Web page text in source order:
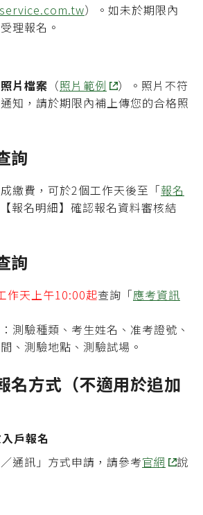
）。如未於期限內
理報名。
片檔案 （照片範例
）。照片不符
知，請於期限內補上傳您的合格照
詢
繳費，可於2個工作天後至「報名
報名明細】確認報名資料審核結
詢
作天上午10:00起查詢「應考資訊
測驗種類、考生姓名、准考證號、
、測驗地點、測驗試場。
名方式（不適用於追加
戶報名
通訊」方式申請，請參考官網
說